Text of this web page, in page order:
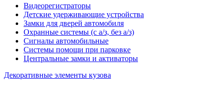
Видеорегистраторы
Детские удерживающие устройства
Замки для дверей автомобиля
Охранные системы (с а/з, без а/з)
Сигналы автомобильные
Системы помощи при парковке
Центральные замки и активаторы
Декоративные элементы кузова